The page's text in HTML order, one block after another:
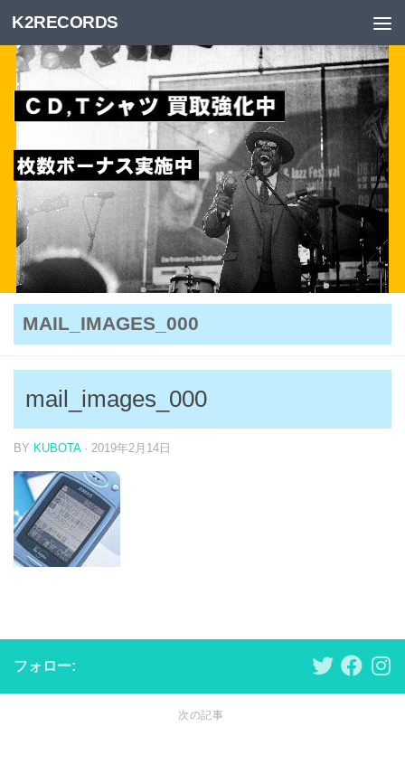
Skip to content
K2RECORDS
MAIL_IMAGES_000
mail_images_000
BY KUBOTA · 2019年2月14日
フォロー:
次の記事